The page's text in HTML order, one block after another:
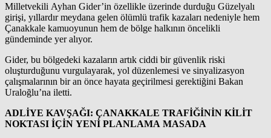
Milletvekili Ayhan Gider’in özellikle üzerinde durduğu Güzelyalı
girişi, yıllardır meydana gelen ölümlü trafik kazaları nedeniyle hem
Çanakkale kamuoyunun hem de bölge halkının öncelikli
gündeminde yer alıyor.
Gider, bu bölgedeki kazaların artık ciddi bir güvenlik riski
oluşturduğunu vurgulayarak, yol düzenlemesi ve sinyalizasyon
çalışmalarının bir an önce hayata geçirilmesi gerektiğini Bakan
Uraloğlu’na iletti.
ADLİYE KAVŞAĞI: ÇANAKKALE TRAFİĞİNİN KİLİT
NOKTASI İÇİN YENİ PLANLAMA MASADA